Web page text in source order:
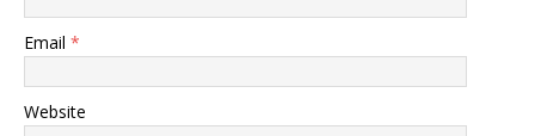
Email *
Website